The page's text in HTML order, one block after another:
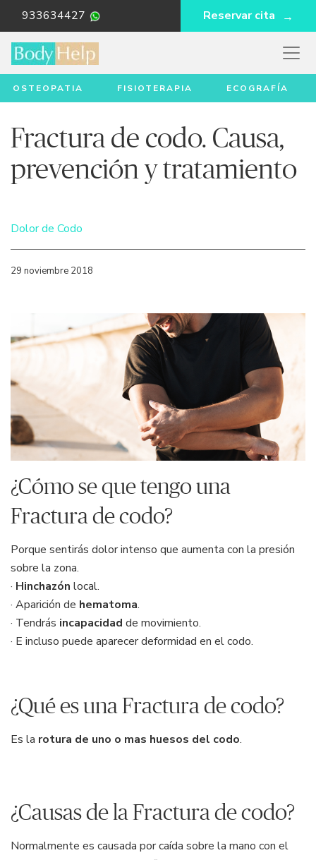
933634427 Reservar cita
OSTEOPATIA FISIOTERAPIA ECOGRAFÍA
Fractura de codo. Causa,
prevención y tratamiento
Dolor de Codo
29 noviembre 2018
¿Cómo se que tengo una
Fractura de codo?
Porque sentirás dolor intenso que aumenta con la presión
sobre la zona.
· Hinchazón local.
· Aparición de hematoma.
· Tendrás incapacidad de movimiento.
· E incluso puede aparecer deformidad en el codo.
¿Qué es una Fractura de codo?
Es la rotura de uno o mas huesos del codo.
¿Causas de la Fractura de codo?
Normalmente es causada por caída sobre la mano con el